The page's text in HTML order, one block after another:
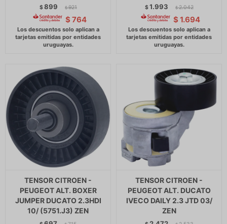
$899 $ 921
$ 764
$1.993 $ 2.042
$ 1.694
TENSOR CITROEN -
PEUGEOT ALT. BOXER
JUMPER DUCATO 2.3HDI
10/ (5751.J3) ZEN
TENSOR CITROEN -
PEUGEOT ALT. DUCATO
IVECO DAILY 2.3 JTD 03/
ZEN